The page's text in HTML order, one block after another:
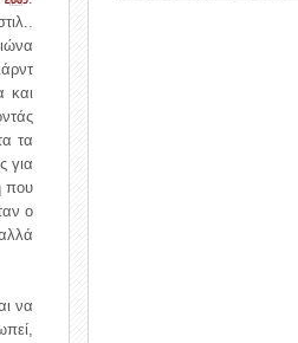
και
τα
για
που
ο
να